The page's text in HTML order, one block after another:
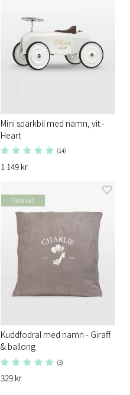
Mini sparkbil med namn, vit -
Heart
(14)
1 149 kr
Flera val!
Kuddfodral med namn - Giraff
& ballong
(3)
329 kr